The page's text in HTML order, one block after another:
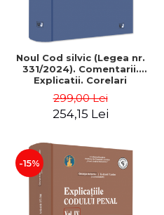
Noul Cod silvic (Legea nr.
331/2024). Comentarii.
Explicatii. Corelari
unionale. Retrocedarea
terenurilor forestiere -
299,00 Lei
254,15 Lei
-15%